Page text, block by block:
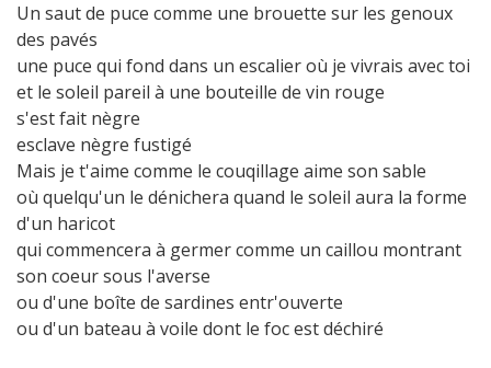
Un saut de puce comme une brouette sur les genoux
des pavés
une puce qui fond dans un escalier où je vivrais avec toi
et le soleil pareil à une bouteille de vin rouge
s'est fait nègre
esclave nègre fustigé
Mais je t'aime comme le couqillage aime son sable
où quelqu'un le dénichera quand le soleil aura la forme
d'un haricot
qui commencera à germer comme un caillou montrant
son coeur sous l'averse
ou d'une boîte de sardines entr'ouverte
ou d'un bateau à voile dont le foc est déchiré